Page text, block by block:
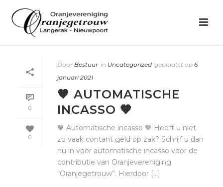
0
0
Door Bestuur in Uncategorized geplaatst op 6
januari 2021
🧡 AUTOMATISCHE
INCASSO 🧡
🧡 Automatische incasso 🧡 Heeft u niet
zo vaak contant geld op zak? Schrijf u dan
nu in voor automatische incasso voor de
contributie van Oranjevereniging
“Oranjegetrouw”. Hierdoor [...]